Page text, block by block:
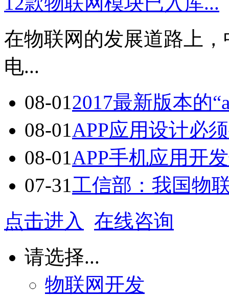
在物联网的发展道路上
电...
08-012017最新版本的
08-01APP应用设计必
08-01APP手机应用开
07-31工信部：我国物
点击进入
在线咨询
请选择...
物联网开发